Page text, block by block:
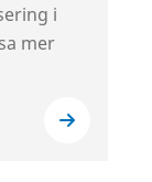
i
mer